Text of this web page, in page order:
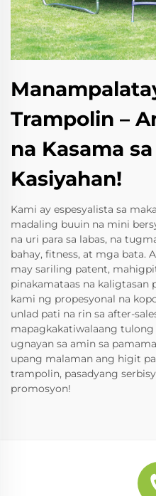
Trampolin –
na Kasama
Kasiyahan!
Kami ay espesyalista sa
madaling buuin na mini
na uri para sa labas, na
bahay, fitness, at mga bata.
may sariling patent,
pinakamataas na kaligtasan
kami ng propesyonal na
unlad pati na rin sa after-
mapagkakatiwalaang
ugnayan sa amin sa
upang malaman ang higit
trampolin, pasadyang
promosyon!